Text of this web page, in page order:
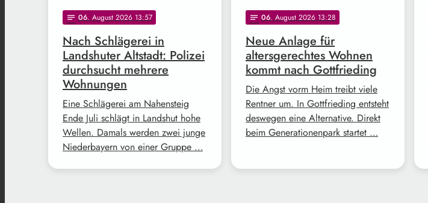
notes 06. August 2026 13:57
Nach Schlägerei in
Landshuter Altstadt: Polizei
durchsucht mehrere
Wohnungen
Eine Schlägerei am Nahensteig
Ende Juli schlägt in Landshut hohe
Wellen. Damals werden zwei junge
Niederbayern von einer Gruppe …
notes 06. August 2026 13:28
Neue Anlage für
altersgerechtes Wohnen
kommt nach Gottfrieding
Die Angst vorm Heim treibt viele
Rentner um. In Gottfrieding entsteht
deswegen eine Alternative. Direkt
beim Generationenpark startet …